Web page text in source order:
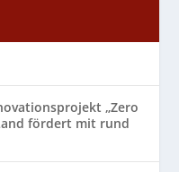
„Zero
fördert mit rund